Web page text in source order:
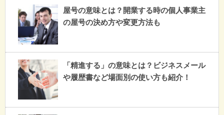
屋号の意味とは？開業する時の個人事業主
の屋号の決め方や変更方法も
「精進する」の意味とは？ビジネスメール
や履歴書など場面別の使い方も紹介！